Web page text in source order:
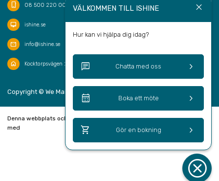
cancel
VÄLKOMMEN TILL ISHINE close
Hur kan vi hjälpa dig idag?
chat Chatta med oss keyboard_arrow_right
calendar_month Boka ett möte keyboard_arrow_right
shopping_cart Gör en bokning keyboard_arrow_right
phone_iphone 08 500 220 00
desktop_mac ishine.se
mail info@ishine.se
home Kocktorpsvägen 20, 132 43 Saltsjö-Boo
Copyright © We Make You Shine AB 2026 keyboard_arrow_up
Denna webbplats och bokningssystem är skapad
med